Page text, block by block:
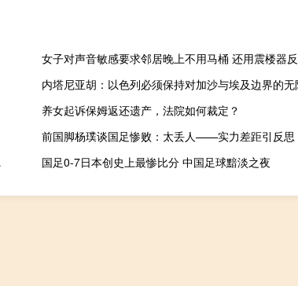
女子对声音敏感要求邻居晚上不用马桶 还用震楼器
养女起诉保姆返还遗产，法院如何裁定？
前国脚杨璞谈国足惨败：太丢人——实力差距引反思
大梁
国足0-7日本创史上最惨比分 中国足球黯淡之夜